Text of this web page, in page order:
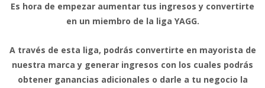
Es hora de empezar aumentar tus ingresos y convertirte
en un miembro de la liga YAGG.
A través de esta liga, podrás convertirte en mayorista de
nuestra marca y generar ingresos con los cuales podrás
obtener ganancias adicionales o darle a tu negocio la